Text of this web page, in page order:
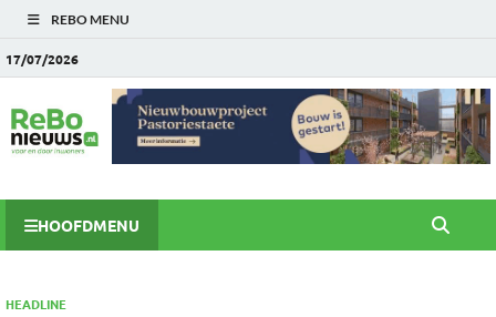
REBO MENU
17/07/2026
HOOFDMENU
HEADLINE